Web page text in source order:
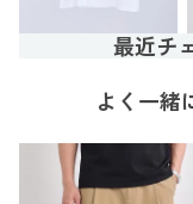
最近チ
よく一緒